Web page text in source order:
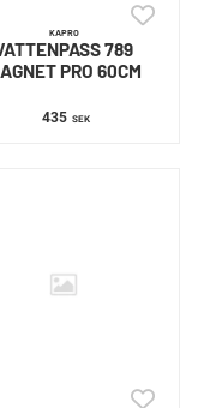
KAPRO
789
PRO 60CM
435 SEK